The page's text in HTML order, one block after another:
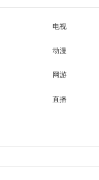
电视
动漫
网游
直播